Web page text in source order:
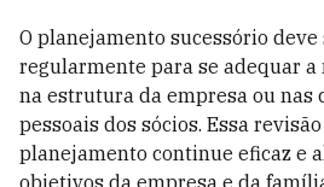
O planejamento sucessório
regularmente para se adequar a
na estrutura da empresa ou nas
pessoais dos sócios. Essa
planejamento continue eficaz e
objetivos da empresa e da